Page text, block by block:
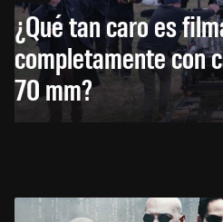
¿Qué tan caro es
completamente con
70 mm?